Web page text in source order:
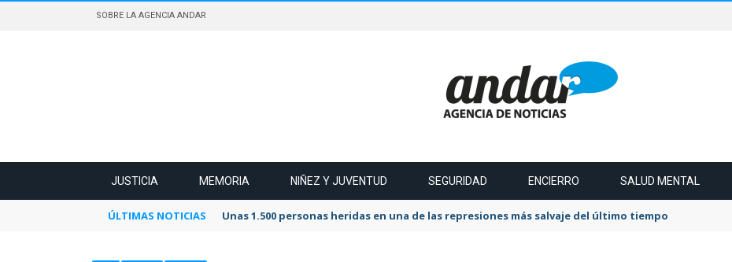
SOBRE LA AGENCIA ANDAR
JUSTICIA MEMORIA NIÑEZ Y JUVENTUD SEGURIDAD ENCIERRO SALUD MENTAL
ÚLTIMAS NOTICIAS Unas 1.500 personas heridas en una de las represiones más salvaje del último tiempo